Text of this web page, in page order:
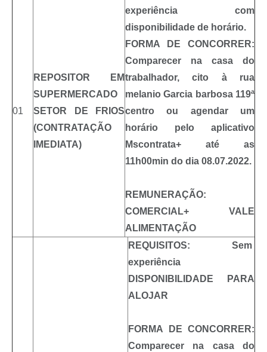
01
REPOSITOR EM
SUPERMERCADO
SETOR DE FRIOS
(CONTRATAÇÃO
IMEDIATA)
experiência com
disponibilidade de horário.
FORMA DE CONCORRER:
Comparecer na casa do
trabalhador, cito à rua
melanio Garcia barbosa 119ª
centro ou agendar um
horário pelo aplicativo
Mscontrata+ até as
11h00min do dia 08.07.2022.
REMUNERAÇÃO:
COMERCIAL+ VALE
ALIMENTAÇÃO
REQUISITOS: Sem
experiência
DISPONIBILIDADE PARA
ALOJAR
FORMA DE CONCORRER:
Comparecer na casa do